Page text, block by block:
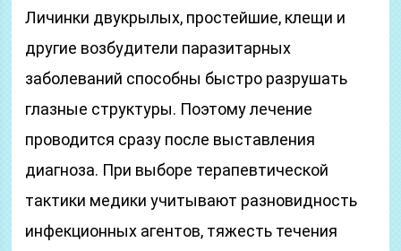
Личинки двукрылых, простейшие, клещи и
другие возбудители паразитарных
заболеваний способны быстро разрушать
глазные структуры. Поэтому лечение
проводится сразу после выставления
диагноза. При выборе терапевтической
тактики медики учитывают разновидность
инфекционных агентов, тяжесть течения